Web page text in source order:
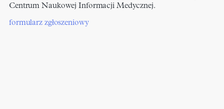
Centrum Naukowej Informacji Medycznej.
formularz zgłoszeniowy